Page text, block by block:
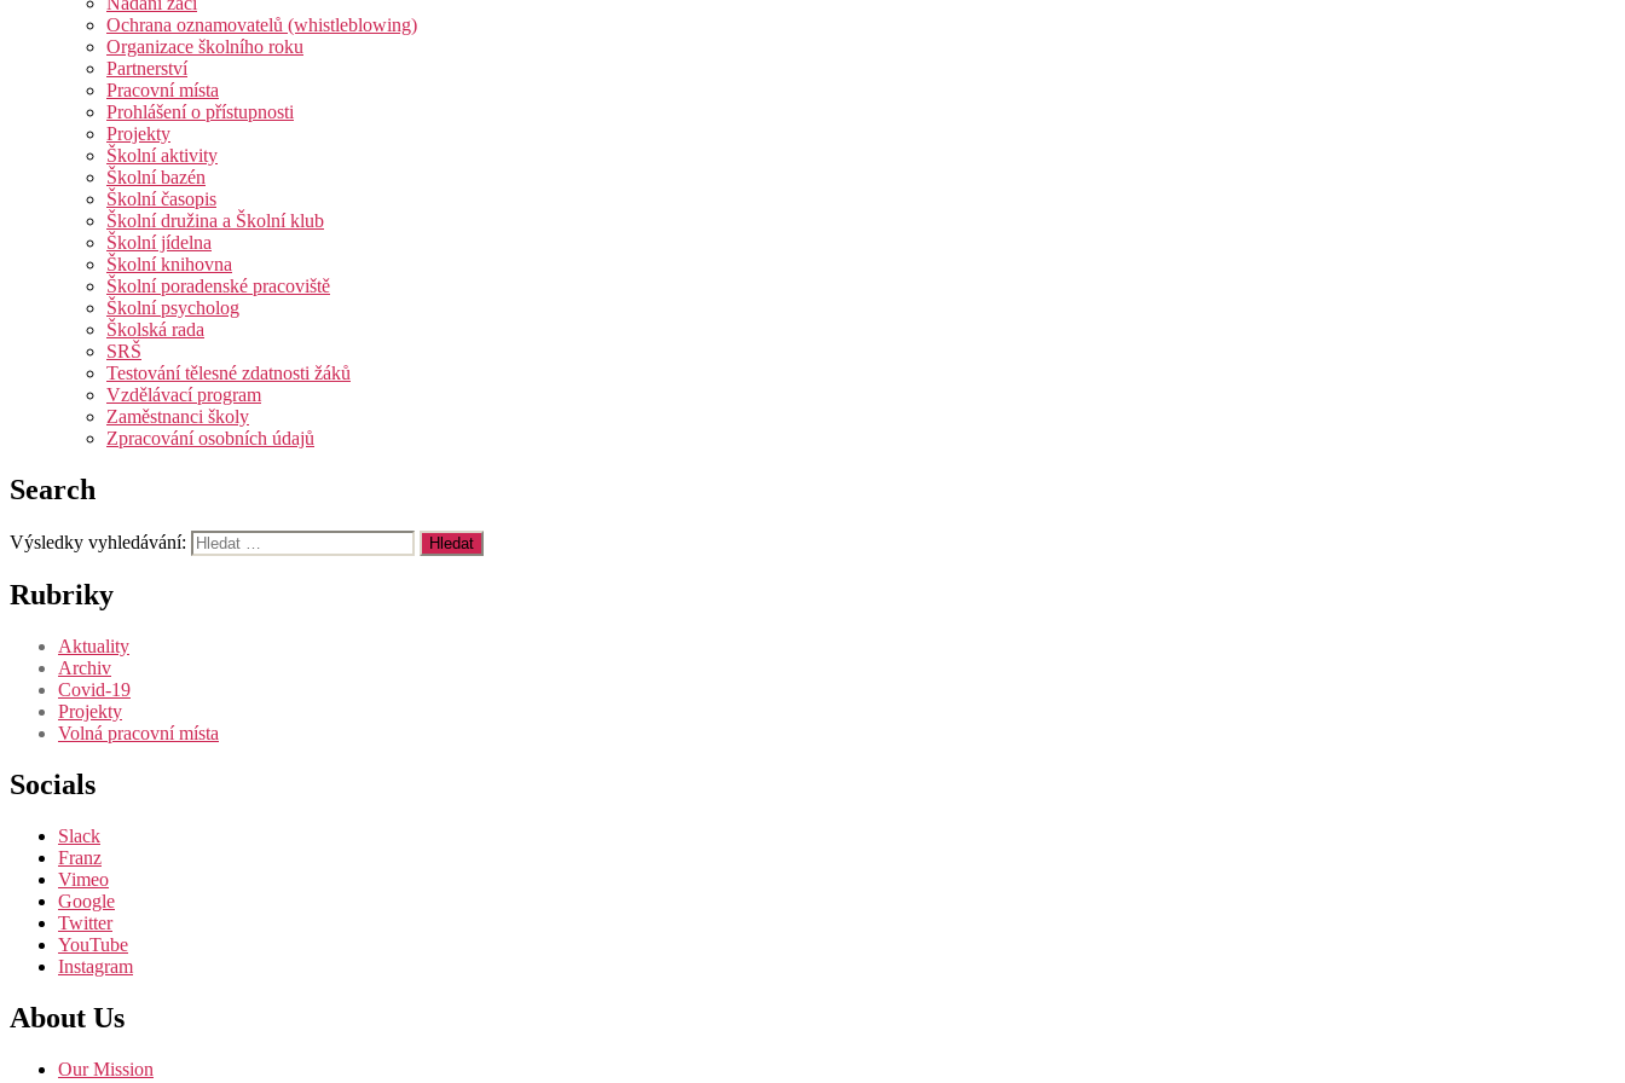
Ochrana oznamovatelů (whistleblowing)
Organizace školního roku
Partnerství
Pracovní místa
Prohlášení o přístupnosti
Projekty
Školní aktivity
Školní bazén
Školní časopis
Školní družina a Školní klub
Školní jídelna
Školní knihovna
Školní poradenské pracoviště
Školní psycholog
Školská rada
SRŠ
Testování tělesné zdatnosti žáků
Vzdělávací program
Zaměstnanci školy
Zpracování osobních údajů
Search
Výsledky vyhledávání:
Rubriky
Aktuality
Archiv
Covid-19
Projekty
Volná pracovní místa
Socials
Slack
Franz
Vimeo
Google
Twitter
YouTube
Instagram
About Us
Our Mission